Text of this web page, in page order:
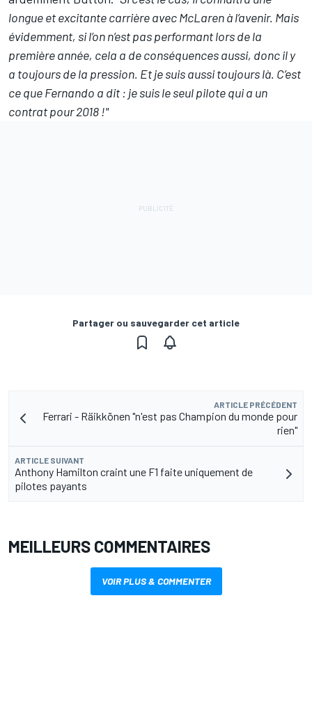
longue et excitante carrière avec McLaren à l’avenir. Mais
évidemment, si l’on n’est pas performant lors de la
première année, cela a de conséquences aussi, donc il y
a toujours de la pression. Et je suis aussi toujours là. C’est
ce que Fernando a dit : je suis le seul pilote qui a un
contrat pour 2018 !"
Partager ou sauvegarder cet article
ARTICLE PRÉCÉDENT
Ferrari - Räikkönen "n'est pas Champion du monde pour
rien"
ARTICLE SUIVANT
Anthony Hamilton craint une F1 faite uniquement de
pilotes payants
MEILLEURS COMMENTAIRES
VOIR PLUS & COMMENTER